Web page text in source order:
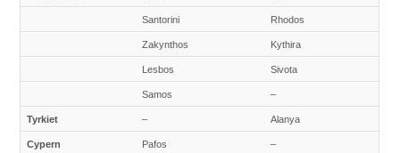
Santorini Rhodos
Zakynthos Kythira
Lesbos Sivota
Samos –
Tyrkiet – Alanya
Cypern Pafos –